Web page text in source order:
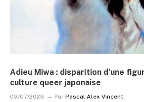
Adieu Miwa : disparition d’une
culture queer japonaise
03/07/2026 Par Pascal Alex Vincent